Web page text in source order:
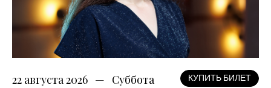
22 августа 2026 Суббота КУПИТЬ БИЛЕТ